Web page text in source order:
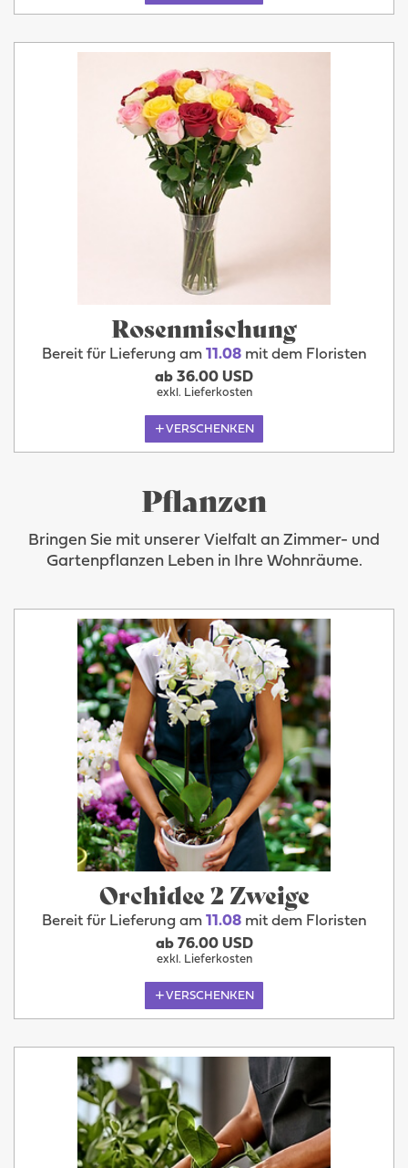
Rosenmischung
Bereit für Lieferung am 11.08mit dem Floristen
ab 36.00 USD
exkl. Lieferkosten
VERSCHENKEN
Pflanzen
Bringen Sie mit unserer Vielfalt an Zimmer- und
Gartenpflanzen Leben in Ihre Wohnräume.
Orchidee 2 Zweige
Bereit für Lieferung am 11.08mit dem Floristen
ab 76.00 USD
exkl. Lieferkosten
VERSCHENKEN